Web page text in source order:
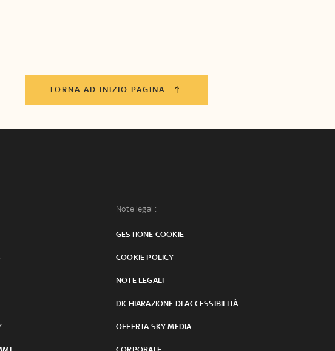
TORNA AD INIZIO PAGINA
Note legali:
GESTIONE COOKIE
COOKIE POLICY
NOTE LEGALI
DICHIARAZIONE DI ACCESSIBILITÀ
OFFERTA SKY MEDIA